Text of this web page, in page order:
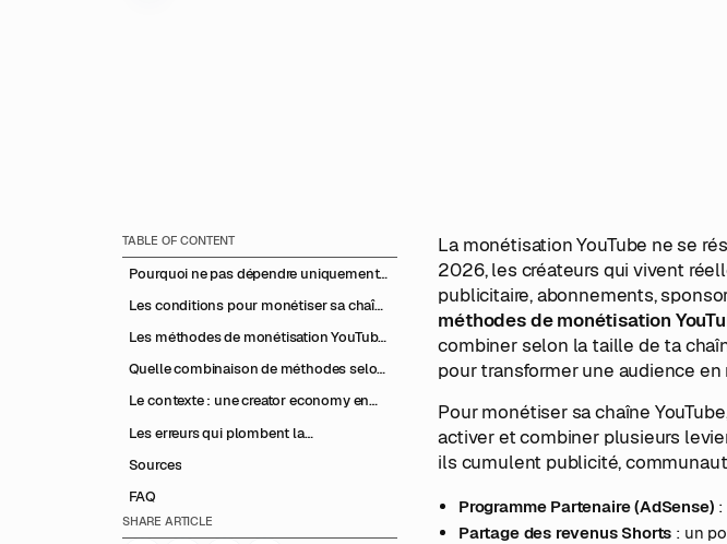
TABLE OF CONTENT
Pourquoi ne pas dépendre uniquement
Les conditions pour monétiser sa chaîne
Les méthodes de monétisation YouTube
Quelle combinaison de méthodes selon
Le contexte : une creator economy en
Les erreurs qui plombent la
Sources
FAQ
SHARE ARTICLE
La monétisation YouTube ne se
2026, les créateurs qui vivent
publicitaire, abonnements,
méthodes de monétisation
combiner selon la taille de ta
pour transformer une audience
Pour monétiser sa chaîne
activer et combiner plusieurs
ils cumulent publicité,
Programme Partenaire (AdSense)
Partage des revenus Shorts : un